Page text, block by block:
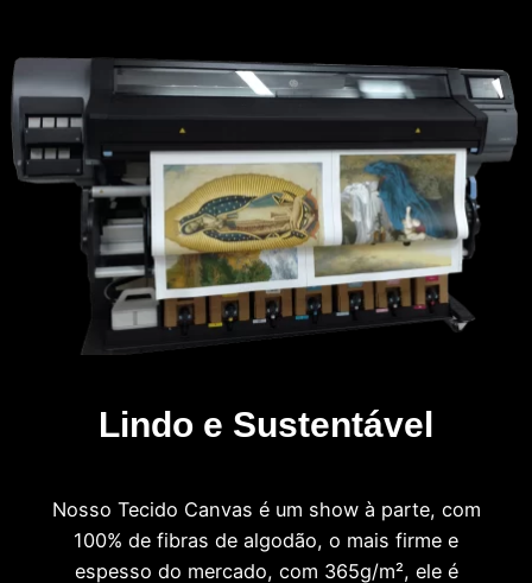
Lindo e Sustentável
Nosso Tecido Canvas é um show à parte, com
100% de fibras de algodão, o mais firme e
espesso do mercado, com 365g/m², ele é